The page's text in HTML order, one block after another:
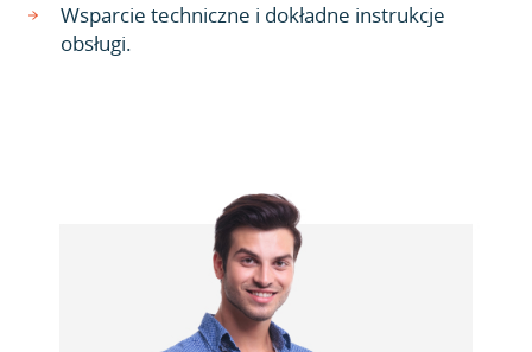
Wsparcie techniczne i dokładne instrukcje
obsługi.